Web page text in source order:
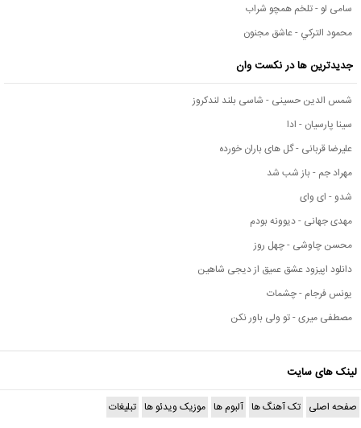
سامی لو - تلخم همچو شراب
محمود التركي - عاشق مجنون
جدیدترین ها در نکست وان
شمس الدین حسینی - شاسی بلند لندکروز
سینا پارسیان - ادا
علیرضا قربانی - گل های باران خورده
مهراد جم - باز شب شد
شدو - ای وای
مهدی جهانی - دیوونه بودم
محسن چاوشی - چهل روز
دانلود اپیزود عشق عمیق از دیجی شاهین
یونس فرجام - چشمات
مصطفی میری - تو ولی باور نکن
لینک های سایت
صفحه اصلی تک آهنگ ها آلبوم ها موزیک ویدئو ها تبلیغات